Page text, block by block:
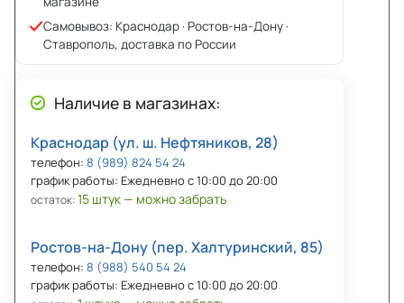
Самовывоз: Краснодар · Ростов-на-Дону ·
Ставрополь, доставка по России
Наличие в магазинах:
Краснодар (ул. ш. Нефтяников, 28)
телефон: 8 (989) 824 54 24
график работы: Ежедневно с 10:00 до 20:00
остаток:15 штук — можно забрать
Ростов-на-Дону (пер. Халтуринский, 85)
телефон: 8 (988) 540 54 24
график работы: Ежедневно с 10:00 до 20:00